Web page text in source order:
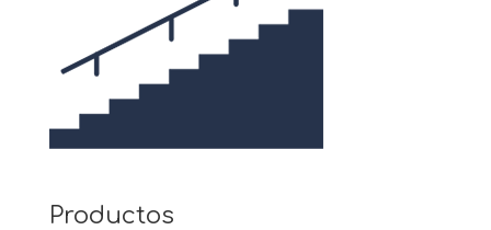
Productos